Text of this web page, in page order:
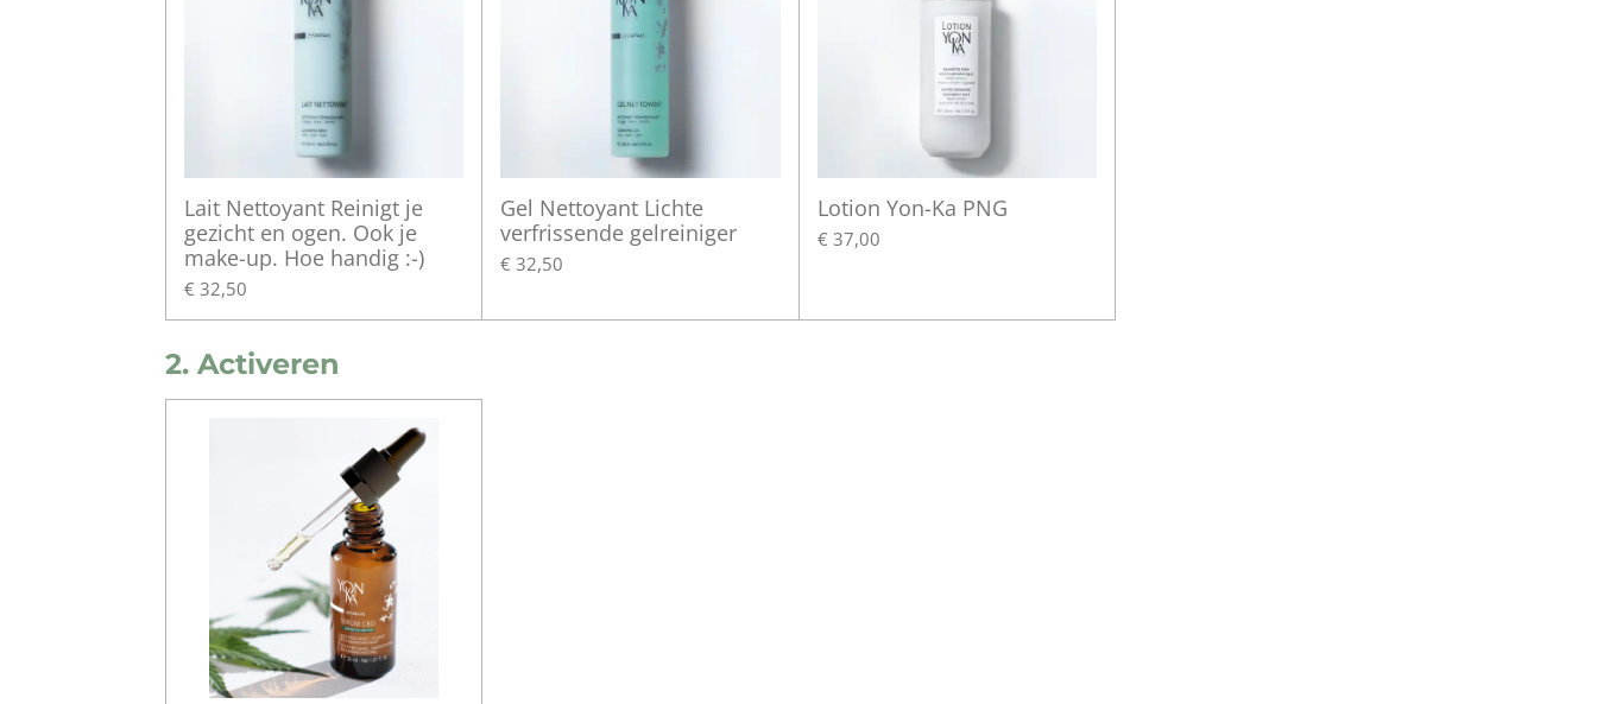
Lait Nettoyant Reinigt je
gezicht en ogen. Ook je
make-up. Hoe handig :-)
€ 32,50
Gel Nettoyant Lichte
verfrissende gelreiniger
€ 32,50
Lotion Yon-Ka PNG
€ 37,00
2. Activeren